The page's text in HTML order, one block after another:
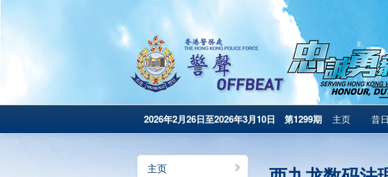
2026年2月26日至2026年3月10日 第1299期 主页 昔
主页